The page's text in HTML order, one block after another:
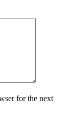
for the next